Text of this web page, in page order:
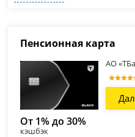
Пенсионная карта
АО
От 1% до 30%
кэшбэк